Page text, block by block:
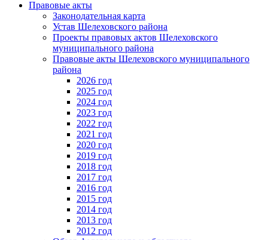
Правовые акты
Законодательная карта
Устав Шелеховского района
Проекты правовых актов Шелеховского
муниципального района
Правовые акты Шелеховского муниципального
района
2026 год
2025 год
2024 год
2023 год
2022 год
2021 год
2020 год
2019 год
2018 год
2017 год
2016 год
2015 год
2014 год
2013 год
2012 год